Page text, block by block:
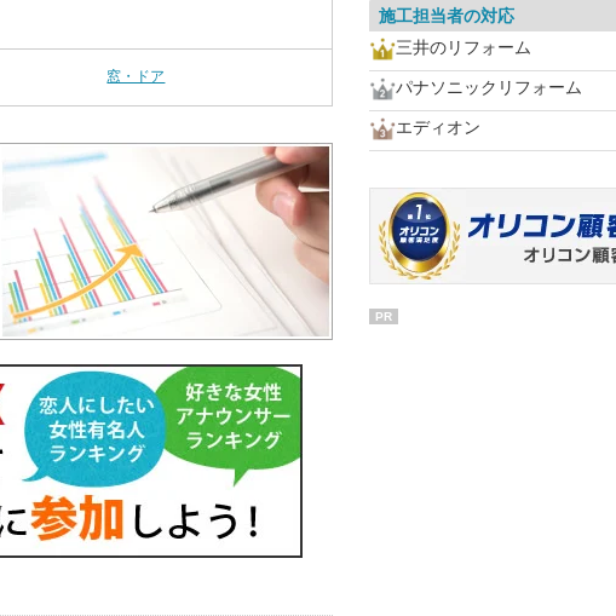
窓・ドア
施工担当者の対応
三井のリフォーム
パナソニックリフォーム
エディオン
PR